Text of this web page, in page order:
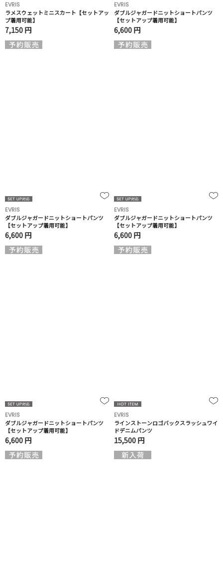
EVRIS
ラメスウェットミニスカート【セットアッ
プ着用可能】
7,150 円
EVRIS
ダブルジャガードニットショートパンツ
【セットアップ着用可能】
6,600 円
EVRIS
ダブルジャガードニットショートパンツ
【セットアップ着用可能】
6,600 円
EVRIS
ダブルジャガードニットショートパンツ
【セットアップ着用可能】
6,600 円
EVRIS
ダブルジャガードニットショートパンツ
【セットアップ着用可能】
6,600 円
EVRIS
ラインストーンロゴバックスラッシュワイ
ドデニムパンツ
15,500 円